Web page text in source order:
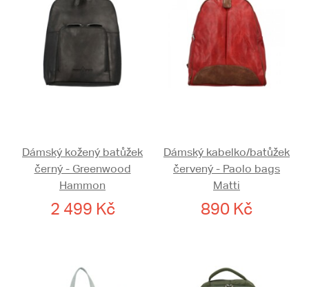
Dámský kožený batůžek
černý - Greenwood
Hammon
2 499 Kč
Dámský kabelko/batůžek
červený - Paolo bags
Matti
890 Kč